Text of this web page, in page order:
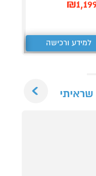
למידע ורכישה
שראיתי